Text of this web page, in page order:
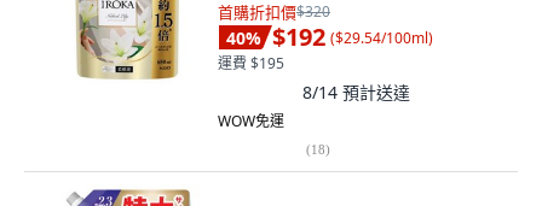
首購折扣價$320
40% $192 ($29.54/100ml)
運費 $195
8/14 預計送達
WOW免運
(18)